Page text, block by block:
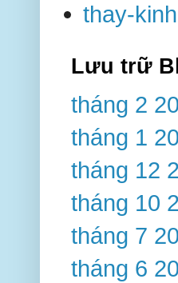
thay-
Lưu trữ
tháng 2
tháng 1
tháng 12
tháng 10
tháng 7
tháng 6